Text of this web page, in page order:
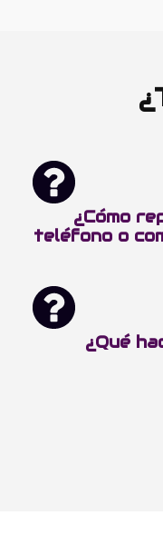
¿Cómo
teléfono o
¿Qué